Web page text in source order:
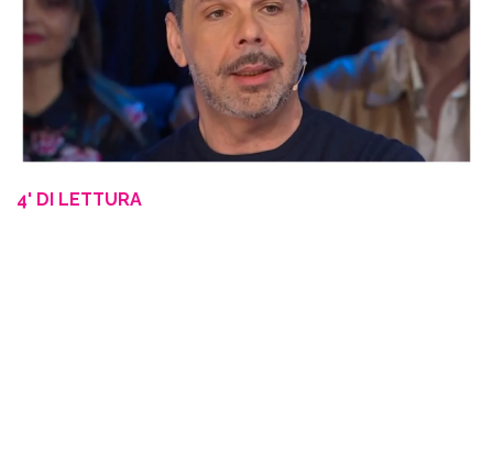
4' DI LETTURA